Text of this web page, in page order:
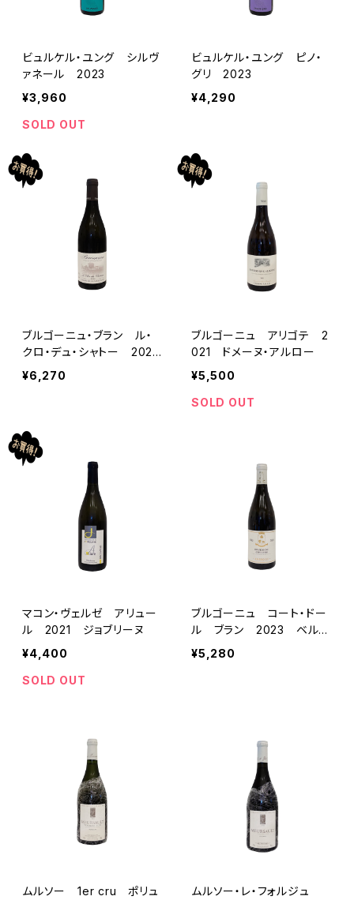
ビュルケル・ユング シルヴ
ァネール 2023
¥3,960
SOLD OUT
ビュルケル・ユング ピノ・
グリ 2023
¥4,290
ブルゴーニュ・ブラン ル・
クロ・デュ・シャトー 2020
ド・モンティーユ
¥6,270
ブルゴーニュ アリゴテ 2
021 ドメーヌ・アルロー
¥5,500
SOLD OUT
マコン・ヴェルゼ アリュー
ル 2021 ジョブリーヌ
¥4,400
SOLD OUT
ブルゴーニュ コート・ドー
ル ブラン 2023 ベルト
ラン・アンブロワーズ
¥5,280
ムルソー 1er cru ポリュ
ムルソー・レ・フォルジュ